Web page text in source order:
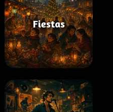
Fiestas